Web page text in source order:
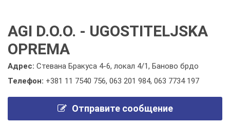
AGI D.O.O. - UGOSTITELJSKA
OPREMA
Адрес: Стевана Бракуса 4-6, локал 4/1, Баново брдо
Телефон: +381 11 7540 756, 063 201 984, 063 7734 197
Отправите сообщение